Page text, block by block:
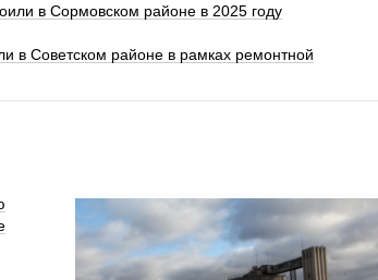
в Сормовском районе в 2025 году
в Советском районе в рамках ремонтной